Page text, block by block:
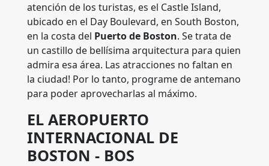
atención de los turistas, es el Castle Island,
ubicado en el Day Boulevard, en South Boston,
en la costa del Puerto de Boston. Se trata de
un castillo de bellísima arquitectura para quien
admira esa área. Las atracciones no faltan en
la ciudad! Por lo tanto, programe de antemano
para poder aprovecharlas al máximo.
EL AEROPUERTO
INTERNACIONAL DE
BOSTON - BOS